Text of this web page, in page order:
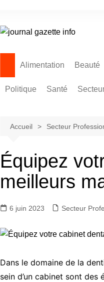
Alimentation Beauté
Politique Santé
Accueil Secteur
Équipez
meilleurs
6 juin 2023 Secteur
Dans le domaine de la
sein d’un cabinet sont